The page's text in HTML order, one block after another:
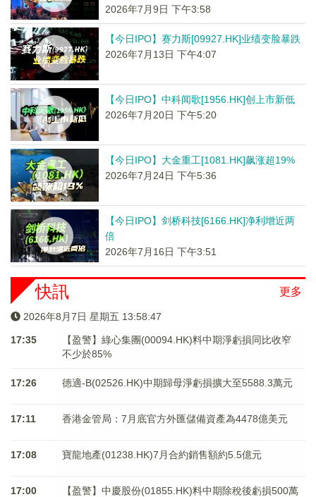
2026年7月9日 下午3:58
【今日IPO】赛力斯[09927.HK]业绩变脸暴跌
2026年7月13日 下午4:07
【今日IPO】中科闻歌[1956.HK]创上市新低
2026年7月20日 下午5:20
【今日IPO】大金重工[1081.HK]飙涨超19%
2026年7月24日 下午5:36
【今日IPO】剑桥科技[6166.HK]净利增近两
倍
2026年7月16日 下午3:51
更多
快訊
2026年8月7日 星期五 13:58:47
17:35
【盈警】綠心集團(00094.HK)料中期淨虧損同比收窄
不少於85%
17:26 德適-B(02526.HK)中期歸母淨虧損擴大至5588.3萬元
17:11 香港金管局：7月底官方外匯儲備資產為4478億美元
17:08 寶龍地產(01238.HK)7月合約銷售額約5.5億元
17:00
【盈警】中慶股份(01855.HK)料中期除稅後虧損500萬